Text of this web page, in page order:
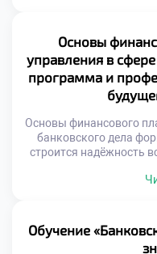
функционировать в
преимуществ
Основы
управления в
программа и
Основы финансового
банковского дела
строится надёжность
капитала, принимают
будет работать
Именно поэтому
Обучение